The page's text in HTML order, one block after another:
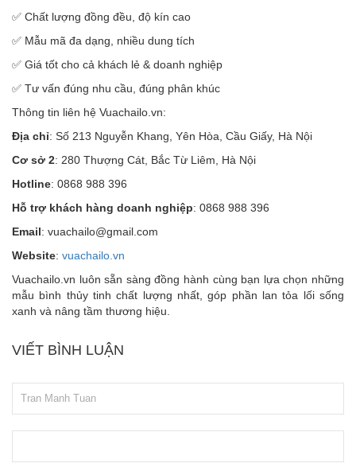
✅ Chất lượng đồng đều, độ kín cao
✅ Mẫu mã đa dạng, nhiều dung tích
✅ Giá tốt cho cả khách lẻ & doanh nghiệp
✅ Tư vấn đúng nhu cầu, đúng phân khúc
Thông tin liên hệ Vuachailo.vn:
Địa chỉ: Số 213 Nguyễn Khang, Yên Hòa, Cầu Giấy, Hà Nội
Cơ sở 2: 280 Thượng Cát, Bắc Từ Liêm, Hà Nội
Hotline: 0868 988 396
Hỗ trợ khách hàng doanh nghiệp: 0868 988 396
Email: vuachailo@gmail.com
Website: vuachailo.vn
Vuachailo.vn luôn sẵn sàng đồng hành cùng bạn lựa chọn những
mẫu bình thủy tinh chất lượng nhất, góp phần lan tỏa lối sống
xanh và nâng tầm thương hiệu.
VIẾT BÌNH LUẬN